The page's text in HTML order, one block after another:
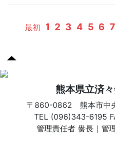
最初 1 2 3 4 5 6 7
熊本県立済
〒860-0862 熊本市中
TEL (096)343-6195
管理責任者 黌長｜管